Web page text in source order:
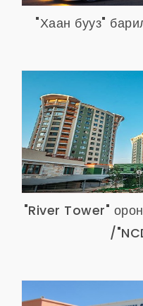
"Хаан бууз"
"River Tower"
/